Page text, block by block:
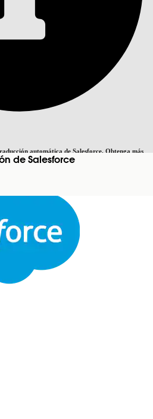
automática de Salesforce. Obtenga más
no
de Salesforce
Buscar